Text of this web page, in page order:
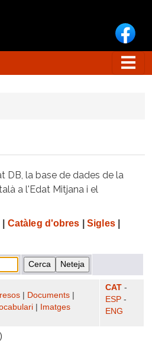
DB, la base de dades de la
a l'Edat Mitjana i el
Catàleg d'obres Sigles|
Documents
Imatges
CAT -
ESP -
ENG